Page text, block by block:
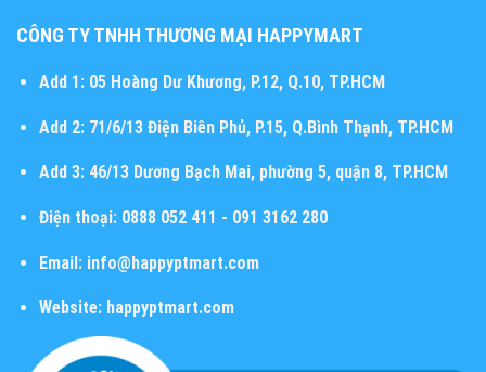
CÔNG TY TNHH THƯƠNG MẠI HAPPYMART
Add 1:05 Hoàng Dư Khương, P.12, Q.10, TP.HCM
Add 2:71/6/13 Điện Biên Phủ, P.15, Q.Bình Thạnh, TP.HCM
Add 3:46/13 Dương Bạch Mai, phường 5, quận 8, TP.HCM
Điện thoại:0888 052 411 - 091 3162 280
Email:info@happyptmart.com
Website: happyptmart.com